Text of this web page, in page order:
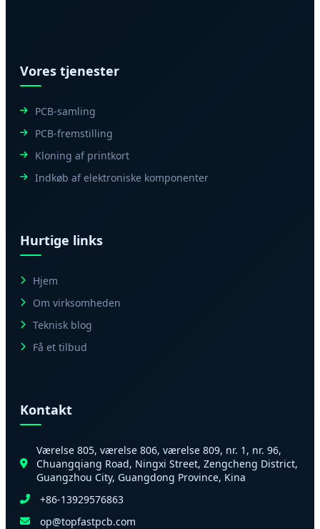
Vores tjenester
PCB-samling
PCB-fremstilling
Kloning af printkort
Indkøb af elektroniske komponenter
Hurtige links
Hjem
Om virksomheden
Teknisk blog
Få et tilbud
Kontakt
Værelse 805, værelse 806, værelse 809, nr. 1, nr. 96,
Chuangqiang Road, Ningxi Street, Zengcheng District,
Guangzhou City, Guangdong Province, Kina
+86-13929576863
op@topfastpcb.com